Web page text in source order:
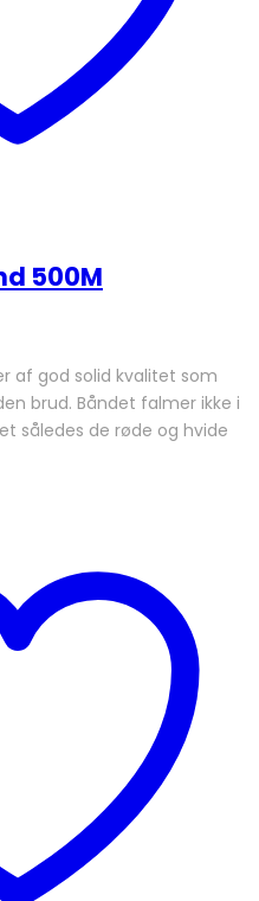
500M
af god solid kvalitet som
brud. Båndet falmer ikke i
således de røde og hvide